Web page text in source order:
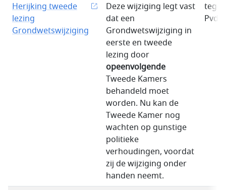
Herijking tweede
lezing
Grondwetswijziging
Deze wijziging legt vast
dat een
Grondwetswijziging in
eerste en tweede
lezing door
opeenvolgende
Tweede Kamers
behandeld moet
worden. Nu kan de
Tweede Kamer nog
wachten op gunstige
politieke
verhoudingen, voordat
zij de wijziging onder
handen neemt.
PvdD